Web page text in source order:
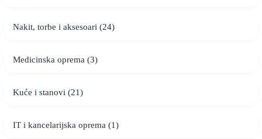
Nakit, torbe i aksesoari (24)
Medicinska oprema (3)
Kuće i stanovi (21)
IT i kancelarijska oprema (1)